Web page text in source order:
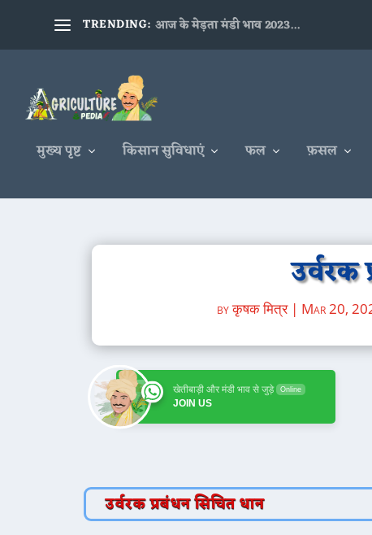
TRENDING: आज के मेड़ता मंडी भाव 2023...
मुख्य पृष्ट किसान सुविधाएं फल फ़सल
byकृषक मित्र| Mar 20,
खेतीबाड़ी और मंडी भाव से जुड़े Online
JOIN US
उर्वरक प्रबंधन सिचित धान